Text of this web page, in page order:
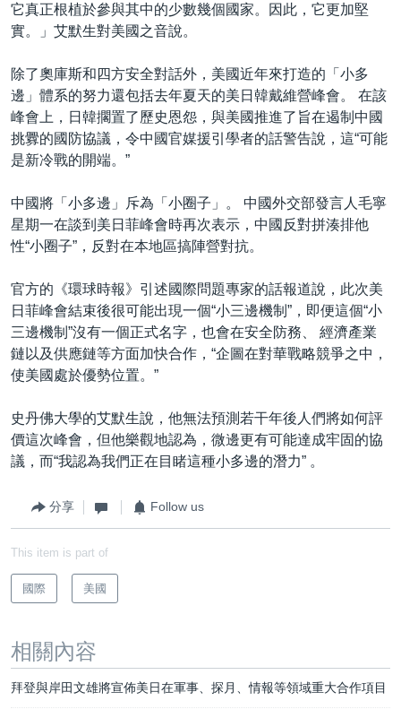
它真正根植於參與其中的少數幾個國家。因此，它更加堅
實。」艾默生對美國之音說。
除了奧庫斯和四方安全對話外，美國近年來打造的「小多
邊」體系的努力還包括去年夏天的美日韓戴維營峰會。 在該
峰會上，日韓擱置了歷史恩怨，與美國推進了旨在遏制中國
挑釁的國防協議，令中國官媒援引學者的話警告說，這“可能
是新冷戰的開端。”
中國將「小多邊」斥為「小圈子」。 中國外交部發言人毛寧
星期一在談到美日菲峰會時再次表示，中國反對拼湊排他
性“小圈子”，反對在本地區搞陣營對抗。
官方的《環球時報》引述國際問題專家的話報道說，此次美
日菲峰會結束後很可能出現一個“小三邊機制”，即便這個“小
三邊機制”沒有一個正式名字，也會在安全防務、 經濟產業
鏈以及供應鏈等方面加快合作，“企圖在對華戰略競爭之中，
使美國處於優勢位置。”
史丹佛大學的艾默生說，他無法預測若干年後人們將如何評
價這次峰會，但他樂觀地認為，微邊更有可能達成牢固的協
議，而“我認為我們正在目睹這種小多邊的潛力” 。
分享 Follow us
This item is part of
國際 美國
相關內容
拜登與岸田文雄將宣佈美日在軍事、探月、情報等領域重大合作項目